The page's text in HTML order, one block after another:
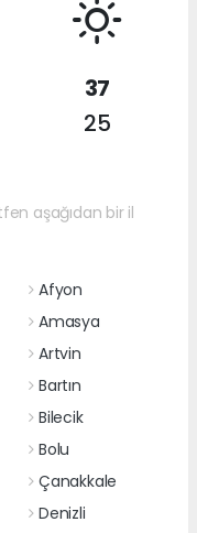
37
25
aşağıdan bir il
Afyon
Amasya
Artvin
Bartın
Bilecik
Bolu
Çanakkale
Denizli